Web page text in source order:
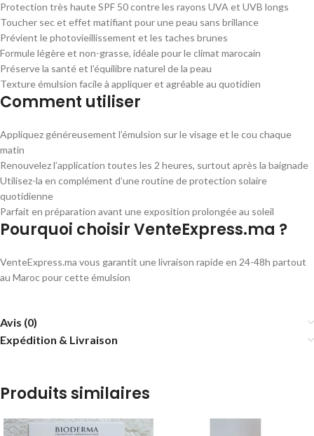
Protection très haute SPF 50 contre les rayons UVA et UVB longs
Toucher sec et effet matifiant pour une peau sans brillance
Prévient le photovieillissement et les taches brunes
Formule légère et non-grasse, idéale pour le climat marocain
Préserve la santé et l’équilibre naturel de la peau
Texture émulsion facile à appliquer et agréable au quotidien
Comment utiliser
Appliquez généreusement l’émulsion sur le visage et le cou chaque
matin
Renouvelez l’application toutes les 2 heures, surtout après la baignade
Utilisez-la en complément d’une routine de protection solaire
quotidienne
Parfait en préparation avant une exposition prolongée au soleil
Pourquoi choisir VenteExpress.ma ?
VenteExpress.ma vous garantit une livraison rapide en 24-48h partout
au Maroc pour cette émulsion
Avis (0)
Expédition & Livraison
Produits similaires